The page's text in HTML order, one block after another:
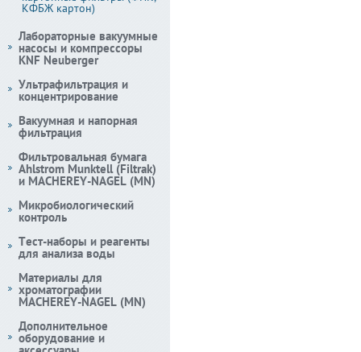
КФБЖ картон)
Лабораторные вакуумные
насосы и компрессоры
KNF Neuberger
Ультрафильтрация и
концентрирование
Вакуумная и напорная
фильтрация
Фильтровальная бумага
Ahlstrom Munktell (Filtrak)
и MACHEREY-NAGEL (MN)
Микробиологический
контроль
Тест-наборы и реагенты
для анализа воды
Материалы для
хроматографии
MACHEREY-NAGEL (MN)
Дополнительное
оборудование и